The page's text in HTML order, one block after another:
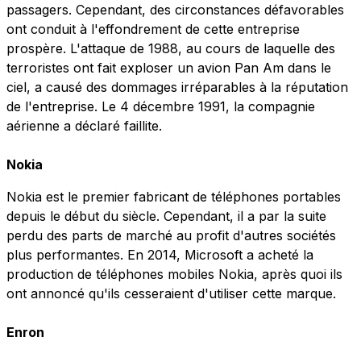
passagers. Cependant, des circonstances défavorables
ont conduit à l'effondrement de cette entreprise
prospère. L'attaque de 1988, au cours de laquelle des
terroristes ont fait exploser un avion Pan Am dans le
ciel, a causé des dommages irréparables à la réputation
de l'entreprise. Le 4 décembre 1991, la compagnie
aérienne a déclaré faillite.
Nokia
Nokia est le premier fabricant de téléphones portables
depuis le début du siècle. Cependant, il a par la suite
perdu des parts de marché au profit d'autres sociétés
plus performantes. En 2014, Microsoft a acheté la
production de téléphones mobiles Nokia, après quoi ils
ont annoncé qu'ils cesseraient d'utiliser cette marque.
Enron